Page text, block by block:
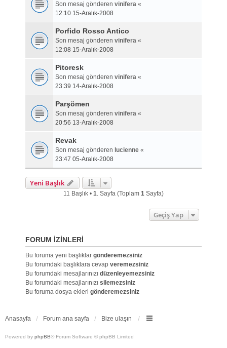
Son mesaj gönderen vinifera«
12:10 15-Aralık-2008
Porfido Rosso Antico
Son mesaj gönderen vinifera«
12:08 15-Aralık-2008
Pitoresk
Son mesaj gönderen vinifera«
23:39 14-Aralık-2008
Parşömen
Son mesaj gönderen vinifera«
20:56 13-Aralık-2008
Revak
Son mesaj gönderen lucienne«
23:47 05-Aralık-2008
Yeni Başlık
11 Başlık • 1. Sayfa (Toplam 1Sayfa)
Geçiş Yap
FORUM IZINLERI
Bu foruma yeni başlıklar gönderemezsiniz
Bu forumdaki başlıklara cevap veremezsiniz
Bu forumdaki mesajlarınızı düzenleyemezsiniz
Bu forumdaki mesajlarınızı silemezsiniz
Bu foruma dosya ekleri gönderemezsiniz
Anasayfa Forum ana sayfa Bize ulaşın
Powered by phpBB® Forum Software © phpBB Limited